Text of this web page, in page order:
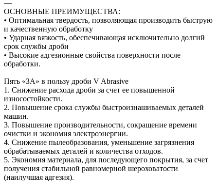
—
ОСНОВНЫЕ ПРЕИМУЩЕСТВА:
• Оптимальная твердость, позволяющая производить быструю
и качественную обработку
• Ударная вязкость, обеспечивающая исключительно долгий
срок службы дроби
• Высокие адгезионные свойства поверхности после
обработки.
Пять «ЗА» в пользу дроби V Abrasive
1. Снижение расхода дроби за счет ее повышенной
износостойкости.
2. Повышение срока службы быстроизнашиваемых деталей
машин.
3. Повышение производительности, сокращение времени
очистки и экономия электроэнергии.
4. Снижение пылеобразования, уменьшение загрязнения
обрабатываемых деталей и количества отходов.
5. Экономия материала, для последующего покрытия, за счет
получения стабильной равномерной шероховатости
(наилучшая адгезия).